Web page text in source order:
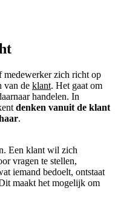
zich richt op
van de klant. Het gaat om
handelen. In
denken vanuit de klant
.
Een klant wil zich
vragen te stellen,
iemand bedoelt, ontstaat
maakt het mogelijk om